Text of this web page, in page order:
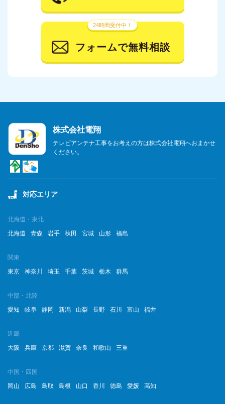
24時間受付中！
フォームで無料相談
株式会社電翔
テレビアンテナ工事をお考えの方は株式会社電翔へおまかせ
ください。
対応エリア
北海道・東北
北海道
青森 岩手 秋田 宮城 山形 福島
関東
東京
神奈川 埼玉 千葉 茨城 栃木 群馬
中部・北陸
愛知
岐阜 静岡 新潟 山梨 長野 石川 富山 福井
近畿
大阪
兵庫 京都 滋賀 奈良 和歌山 三重
中国・四国
岡山
広島 鳥取 島根 山口 香川 徳島 愛媛 高知